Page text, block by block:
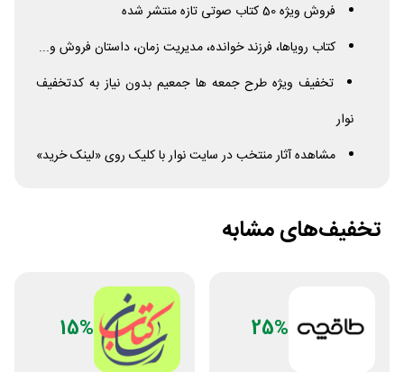
فروش ویژه 50 کتاب صوتی تازه منتشر شده
کتاب رویاها، فرزند خوانده، مدیریت زمان، داستان فروش و...
تخفیف ویژه طرح جمعه ها جمعیم بدون نیاز به کدتخفیف
نوار
مشاهده آثار منتخب در سایت نوار با کلیک روی «لینک خرید»
تخفیف‌های مشابه
25%
15%